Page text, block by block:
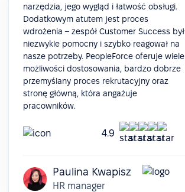
narzędzia, jego wygląd i łatwość obsługi.
Dodatkowym atutem jest proces
wdrożenia – zespół Customer Success był
niezwykle pomocny i szybko reagował na
nasze potrzeby. PeopleForce oferuje wiele
możliwości dostosowania, bardzo dobrze
przemyślany proces rekrutacyjny oraz
stronę główną, która angażuje
pracowników.
4.9
Paulina Kwapisz
HR manager